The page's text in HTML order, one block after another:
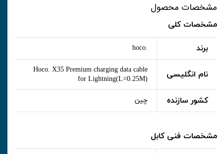
مشخصات محصول
مشخصات کلی
برند .hoco
نام انگلیسی
Hoco. X35 Premium charging data cable
for Lightning(L=0.25M)
کشور سازنده چین
مشخصات فنی کابل